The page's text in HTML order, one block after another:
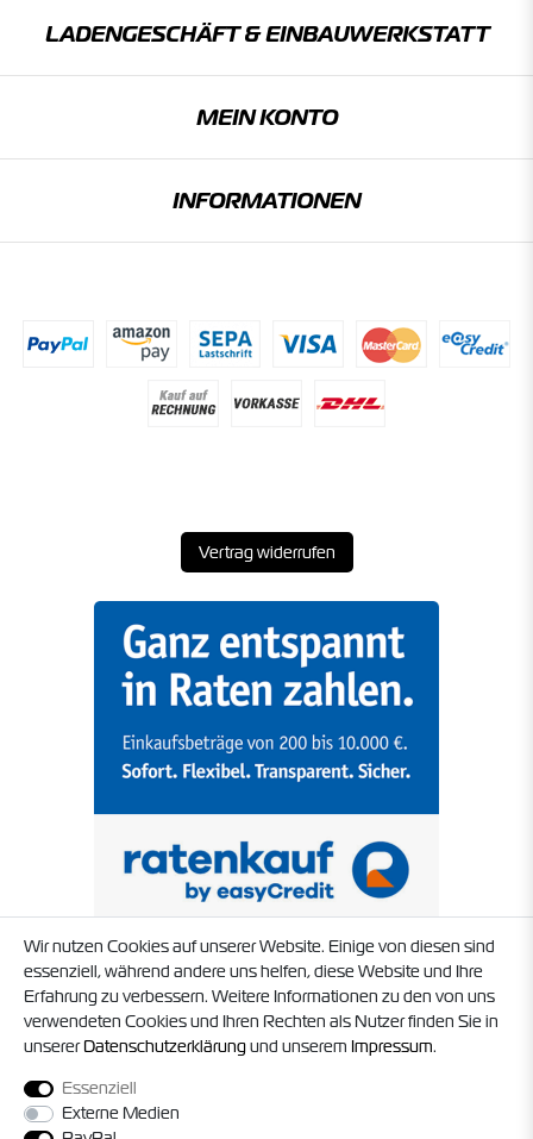
LADENGESCHÄFT & EINBAU­WERKSTATT
MEIN KONTO
INFORMATIONEN
Vertrag widerrufen
Wir nutzen Cookies auf unserer Website. Einige von diesen sind
essenziell, während andere uns helfen, diese Website und Ihre
Erfahrung zu verbessern. Weitere Informationen zu den von uns
verwendeten Cookies und Ihren Rechten als Nutzer finden Sie in
unsererDaten­schutz­erklärungund unserem Impressum.
Essenziell
Externe Medien